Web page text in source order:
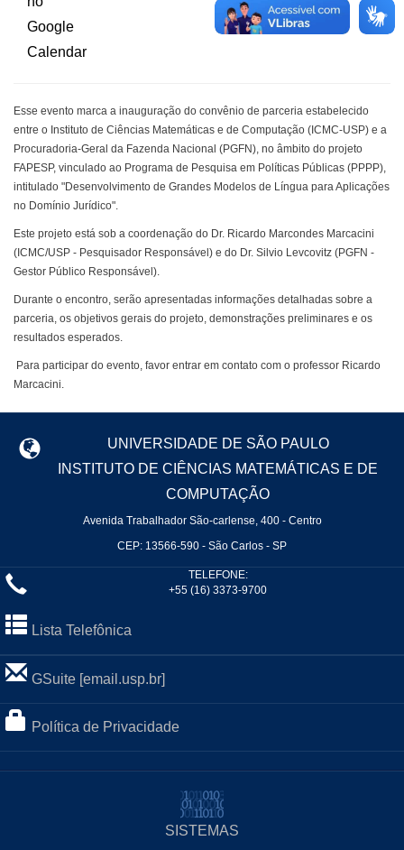
Esse evento marca a inauguração do convênio de parceria estabelecido
entre o Instituto de Ciências Matemáticas e de Computação (ICMC-USP) e a
Procuradoria-Geral da Fazenda Nacional (PGFN), no âmbito do projeto
FAPESP, vinculado ao Programa de Pesquisa em Políticas Públicas (PPPP),
intitulado "Desenvolvimento de Grandes Modelos de Língua para Aplicações
no Domínio Jurídico".
Este projeto está sob a coordenação do Dr. Ricardo Marcondes Marcacini
(ICMC/USP - Pesquisador Responsável) e do Dr. Silvio Levcovitz (PGFN -
Gestor Público Responsável).
Durante o encontro, serão apresentadas informações detalhadas sobre a
parceria, os objetivos gerais do projeto, demonstrações preliminares e os
resultados esperados.
Para participar do evento, favor entrar em contato com o professor Ricardo
Marcacini.
UNIVERSIDADE DE SÃO PAULO
INSTITUTO DE CIÊNCIAS MATEMÁTICAS E DE
COMPUTAÇÃO
Avenida Trabalhador São-carlense, 400 - Centro
CEP: 13566-590 - São Carlos - SP
TELEFONE:
+55 (16) 3373-9700
Lista Telefônica
GSuite [email.usp.br]
Política de Privacidade
SISTEMAS